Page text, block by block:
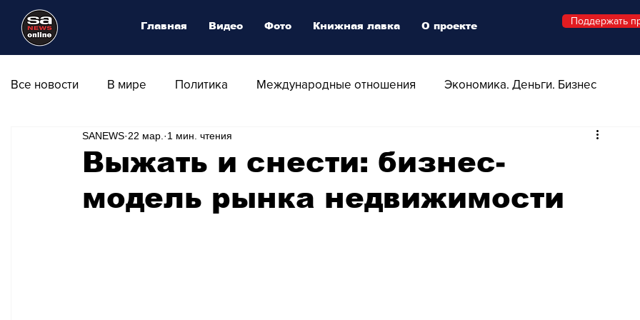
Все новости В мире Политика Международные отношения Экономика. Деньги. Бизнес
Общество Армия Аналитика
Транспорт Культура Магия искусства Swiss Афиша Стиль Стильный четверг
Выжать и снести: бизнес-
модель рынка недвижимости
SANEWS 22 мар. 1 мин. чтения
Главная Видео Фото Книжная лавка О проекте Поддержать